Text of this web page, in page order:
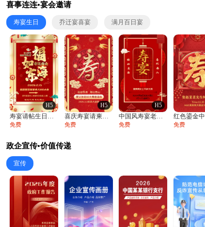
喜事连连•宴会邀请
寿宴生日 乔迁宴喜宴 满月百日宴
H5
寿宴请帖生日宴邀请函老人寿星生日快乐祝寿
免费
H5
喜庆寿宴请柬老人生日宴会邀请函请柬过大寿
免费
H5
中国风寿宴老人生日宴会邀请函寿宴请帖请柬
免费 免费
政企宣传•价值传递
宣传